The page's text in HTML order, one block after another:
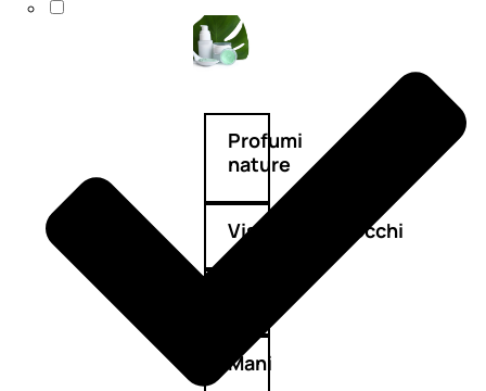
Profumi
nature
Viso/Labbra/Occhi
Mani